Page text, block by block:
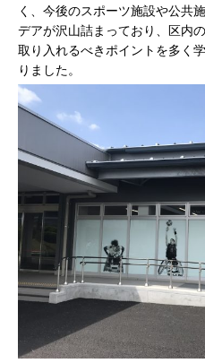
く、今後のスポーツ施設や公共
デアが沢山詰まっており、区内
取り入れるべきポイントを多く
りました。